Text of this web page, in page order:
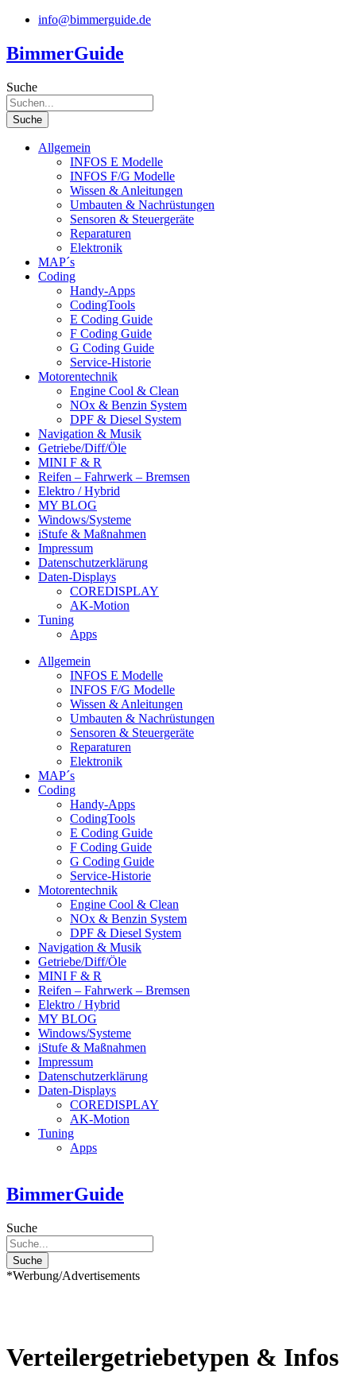
Zum
springen
info@bimmerguide.de
BimmerGuide
Suche
Suche
Allgemein
INFOS E Modelle
INFOS F/G Modelle
Wissen & Anleitungen
Umbauten & Nachrüstungen
Sensoren & Steuergeräte
Reparaturen
Elektronik
MAP´s
Coding
Handy-Apps
CodingTools
E Coding Guide
F Coding Guide
G Coding Guide
Service-Historie
Motorentechnik
Engine Cool & Clean
NOx & Benzin System
DPF & Diesel System
Navigation & Musik
Getriebe/Diff/Öle
MINI F & R
Reifen – Fahrwerk – Bremsen
Elektro / Hybrid
MY BLOG
Windows/Systeme
iStufe & Maßnahmen
Impressum
Datenschutzerklärung
Daten-Displays
COREDISPLAY
AK-Motion
Tuning
Apps
Allgemein
INFOS E Modelle
INFOS F/G Modelle
Wissen & Anleitungen
Umbauten & Nachrüstungen
Sensoren & Steuergeräte
Reparaturen
Elektronik
MAP´s
Coding
Handy-Apps
CodingTools
E Coding Guide
F Coding Guide
G Coding Guide
Service-Historie
Motorentechnik
Engine Cool & Clean
NOx & Benzin System
DPF & Diesel System
Navigation & Musik
Getriebe/Diff/Öle
MINI F & R
Reifen – Fahrwerk – Bremsen
Elektro / Hybrid
MY BLOG
Windows/Systeme
iStufe & Maßnahmen
Impressum
Datenschutzerklärung
Daten-Displays
COREDISPLAY
AK-Motion
Tuning
Apps
BimmerGuide
Suche
Suche
*Werbung/Advertisements
Verteilergetriebetypen & Infos